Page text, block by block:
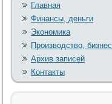
Главная
Финансы, деньги
Экономика
Производство, бизнес
Архив записей
Контакты